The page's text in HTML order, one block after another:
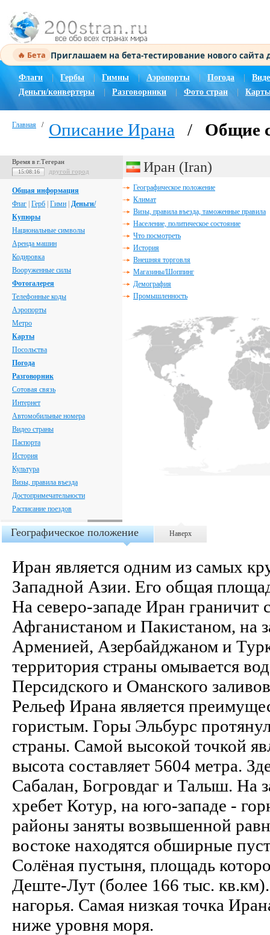
🔥 Бета Приглашаем на бета-тестирование нового
Флаги Гербы Гимны | Аэропорты Погода |
Деньги/конвертеры
Разговорники Фото стран
Главная / Описание Ирана / Общие
Время в г.Тегеран
15:08:17 другой город
Общая информация
Флаг Герб Гимн Деньги/
Купюры
Национальные символы
Аренда машин
Кодировка
Вооруженные силы
Фотогалерея
Телефонные коды
Аэропорты
Метро
Карты
Посольства
Погода
Разговорник
Сотовая связь
Интернет
Автомобильные номера
Видео страны
Паспорта
История
Культура
Визы, правила въезда
Достопримечательности
Расписание поездов
Иран (Iran)
Географическое положение
Климат
Визы, правила въезда, таможенные правила
Население, политическое состояние
Что посмотреть
История
Внешняя торговля
Магазины/Шоппинг
Демография
Промышленность
Географическое положение Наверх
Иран является одним из самых
Западной Азии. Его общая
На северо-западе Иран граничит
Афганистаном и Пакистаном, на
Арменией, Азербайджаном и
территория страны омывается
Персидского и Оманского
Рельеф Ирана является
гористым. Горы Эльбурс
страны. Самой высокой точкой
высота составляет 5604 метра.
Сабалан, Богровдаг и Талыш. На
хребет Котур, на юго-западе -
районы заняты возвышенной
востоке находятся обширные
Солёная пустыня, площадь
Деште-Лут (более 166 тыс.
нагорья. Самая низкая точка
ниже уровня моря.